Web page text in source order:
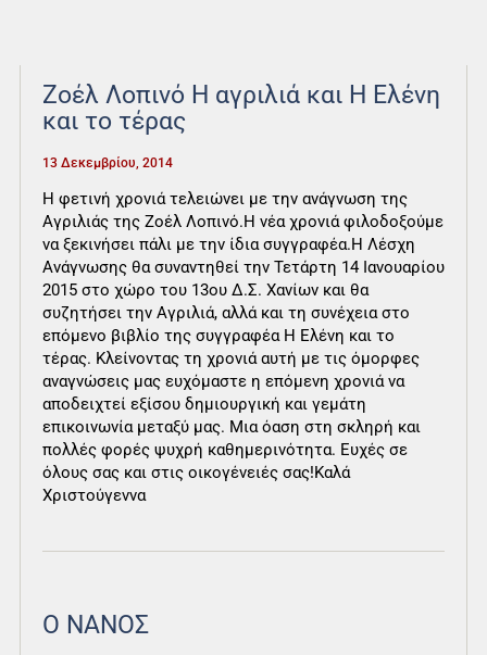
Ζοέλ Λοπινό Η αγριλιά και Η Ελένη
και το τέρας
13 Δεκεμβρίου, 2014
Η φετινή χρονιά τελειώνει με την ανάγνωση της
Αγριλιάς της Ζοέλ Λοπινό.Η νέα χρονιά φιλοδοξούμε
να ξεκινήσει πάλι με την ίδια συγγραφέα.Η Λέσχη
Ανάγνωσης θα συναντηθεί την Τετάρτη 14 Ιανουαρίου
2015 στο χώρο του 13ου Δ.Σ. Χανίων και θα
συζητήσει την Αγριλιά, αλλά και τη συνέχεια στο
επόμενο βιβλίο της συγγραφέα Η Ελένη και το
τέρας. Κλείνοντας τη χρονιά αυτή με τις όμορφες
αναγνώσεις μας ευχόμαστε η επόμενη χρονιά να
αποδειχτεί εξίσου δημιουργική και γεμάτη
επικοινωνία μεταξύ μας. Μια όαση στη σκληρή και
πολλές φορές ψυχρή καθημερινότητα. Ευχές σε
όλους σας και στις οικογένειές σας!Καλά
Χριστούγεννα
O NANOΣ